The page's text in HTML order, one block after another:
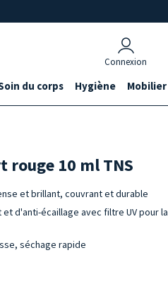
Connexion
du corps Hygiène Mobilier
rouge 10 ml TNS
et brillant, couvrant et durable
d'anti-écaillage avec filtre UV pour la
séchage rapide